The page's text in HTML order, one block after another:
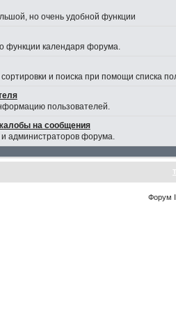
но очень удобной функции
функции календаря форума.
и поиска при помощи списка
пользователей.
на сообщения
и администраторов форума.
Форум